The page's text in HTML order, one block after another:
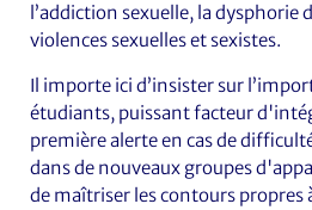
l’addiction sexuelle, la dysphorie
violences sexuelles et sexistes.
Il importe ici d’insister sur
étudiants, puissant facteur
première alerte en cas de
dans de nouveaux groupes
de maîtriser les contours propres